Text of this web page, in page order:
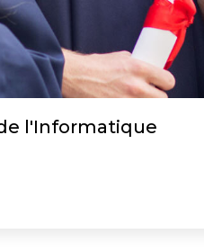
l'Informatique